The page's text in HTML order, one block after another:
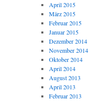
April 2015
März 2015
Februar 2015
Januar 2015
Dezember 2014
November 2014
Oktober 2014
April 2014
August 2013
April 2013
Februar 2013